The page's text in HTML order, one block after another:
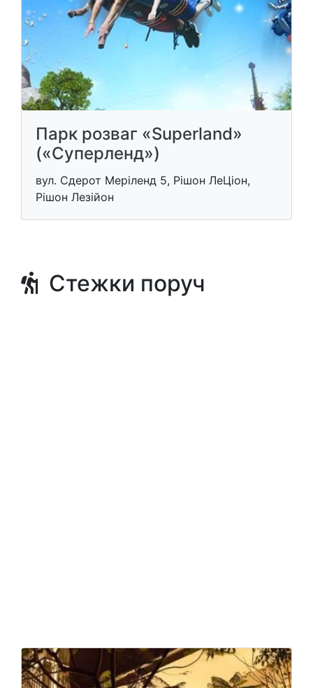
Парк розваг «Superland»
(«Суперленд»)
вул. Сдерот Меріленд 5, Рішон ЛеЦіон,
Рішон Лезійон
Стежки поруч